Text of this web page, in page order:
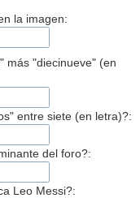
la imagen:
más "diecinueve" (en
entre siete (en letra)?:
del foro?:
Leo Messi?: